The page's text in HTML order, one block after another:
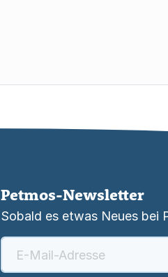
Petmos-Newsletter
Sobald es etwas Neues bei